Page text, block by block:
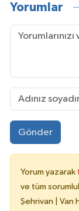
Yorumlar
Gönder
Yorum yazarak
ve tüm
Şehrivan | Van